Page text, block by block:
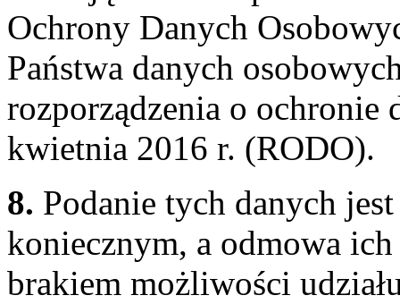
Ochrony Danych
Państwa danych
rozporządzenia o ochronie
kwietnia 2016 r. (RODO).
8. Podanie tych danych
koniecznym, a odmowa
brakiem możliwości